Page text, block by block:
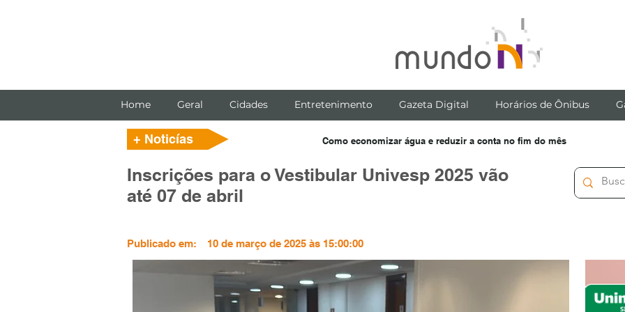
Home Geral Cidades Entretenimento Gazeta Digital Horários de Ônibus
Como economizar água e reduzir a conta no fim do mês
+ Noticías
Inscrições para o Vestibular Univesp 2025 vão
até 07 de abril
Publicado em: 10 de março de 2025 às 15:00:00